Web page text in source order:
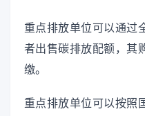
重点排放单位可以通过
者出售碳排放配额，其
缴。
重点排放单位可以按照